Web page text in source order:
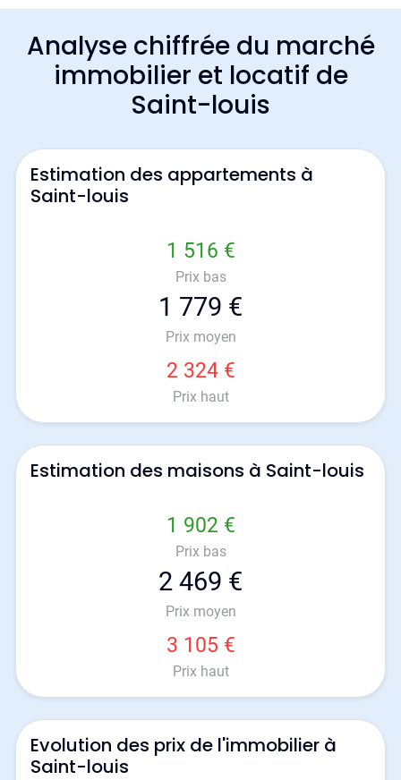
Analyse chiffrée du marché
immobilier et locatif de
Saint-louis
Estimation des appartements à
Saint-louis
1 516 €
Prix bas
1 779 €
Prix moyen
2 324 €
Prix haut
Estimation des maisons à Saint-louis
1 902 €
Prix bas
2 469 €
Prix moyen
3 105 €
Prix haut
Evolution des prix de l'immobilier à
Saint-louis